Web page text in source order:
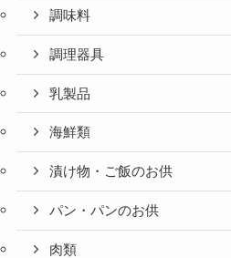
調味料
調理器具
乳製品
海鮮類
漬け物・ご飯のお供
パン・パンのお供
肉類